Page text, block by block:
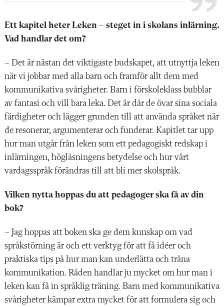
Ett kapitel heter Leken – steget in i skolans inlärning.
Vad handlar det om?
– Det är nästan det viktigaste budskapet, att utnyttja leken
när vi jobbar med alla barn och framför allt dem med
kommunikativa svårigheter. Barn i förskoleklass bubblar
av fantasi och vill bara leka. Det är där de övar sina sociala
färdigheter och lägger grunden till att använda språket när
de resonerar, argumenterar och funderar. Kapitlet tar upp
hur man utgår från leken som ett pedagogiskt redskap i
inlärningen, högläsningens betydelse och hur vårt
vardagsspråk förändras till att bli mer skolspråk.
Vilken nytta hoppas du att pedagoger ska få av din
bok?
– Jag hoppas att boken ska ge dem kunskap om vad
språkstörning är och ett verktyg för att få idéer och
praktiska tips på hur man kan underlätta och träna
kommunikation. Råden handlar ju mycket om hur man i
leken kan få in språklig träning. Barn med kommunikativa
svårigheter kämpar extra mycket för att formulera sig och